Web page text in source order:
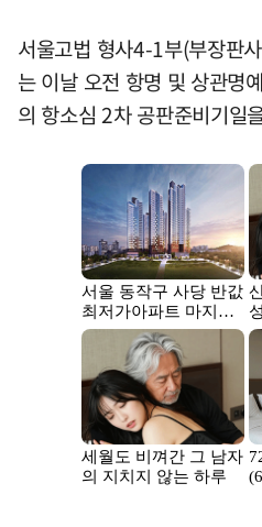
서울고법 형사4-1부(부장판
는 이날 오전 항명 및 상관명
의 항소심 2차 공판준비기일